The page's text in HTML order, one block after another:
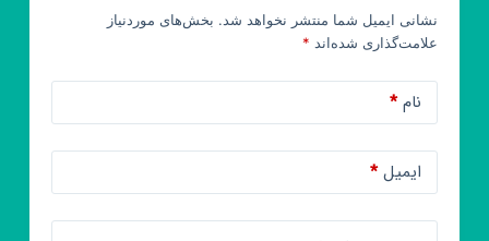
نشانی ایمیل شما منتشر نخواهد شد. بخش‌های موردنیاز
علامت‌گذاری شده‌اند *
نام*
ایمیل*